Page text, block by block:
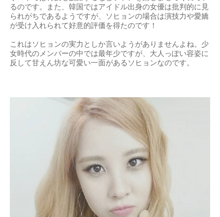
るのです。また、韓国ではアイドル出身の女優は批判的に見
られがちであるようですが、ソヒョンの場合は演技力や愛嬌
が受け入れられて好意的評価を得たのです！
これはソヒョンの実力としか言いようがありませんよね。少
女時代のメンバーの中では最年少ですが、大人っぽい容姿に
反して甘えん坊な可愛い一面があるソヒョンなのです。